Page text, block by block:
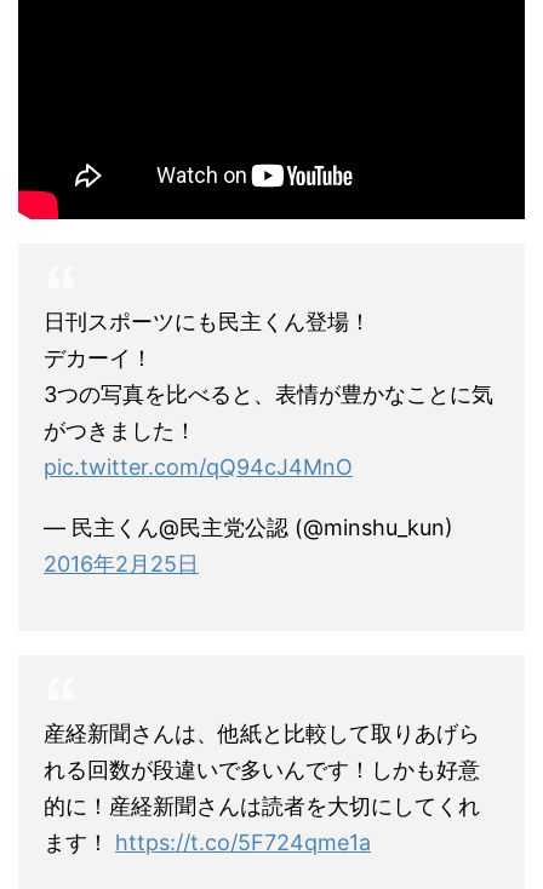
日刊スポーツにも民主くん登場！
デカーイ！
3つの写真を比べると、表情が豊かなことに気
がつきました！
pic.twitter.com/qQ94cJ4MnO
— 民主くん@民主党公認 (@minshu_kun)
2016年2月25日
産経新聞さんは、他紙と比較して取りあげら
れる回数が段違いで多いんです！しかも好意
的に！産経新聞さんは読者を大切にしてくれ
ます！ https://t.co/5F724qme1a